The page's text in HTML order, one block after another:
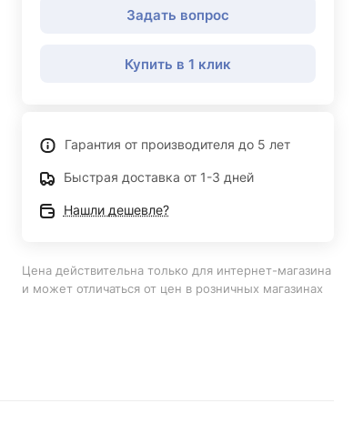
Задать вопрос
Купить в 1 клик
Гарантия от производителя до 5 лет
Быстрая доставка от 1-3 дней
Нашли дешевле?
Цена действительна только для интернет-магазина
и может отличаться от цен в розничных магазинах